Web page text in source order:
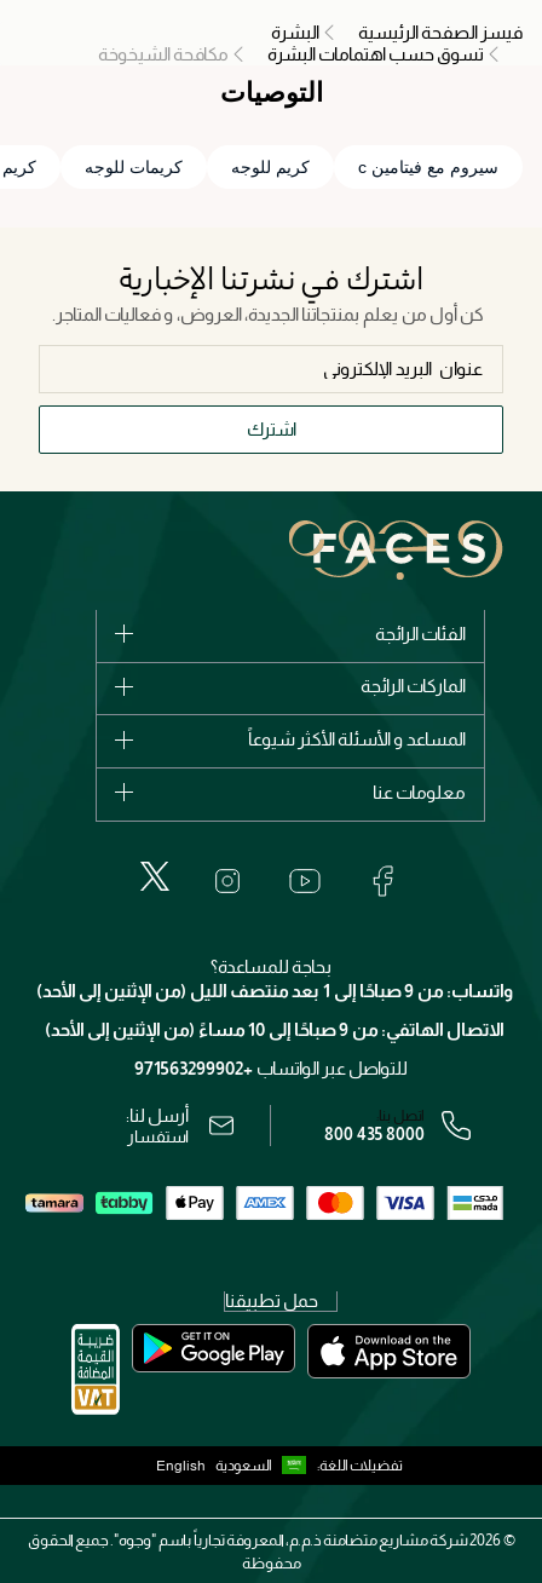
المساهمة في بشرة شبابية أكثر نضارة.فيسز الصفحة الرئيسية
البشرة
تسوق حسب اهتمامات البشرة
مكافحة الشيخوخة
التوصيات
سيروم مع فيتامين c كريم للوجه كريمات للوجه
اشترك في نشرتنا الإخبارية
كن أول من يعلم بمنتجاتنا الجديدة، العروض، و فعاليات المتاجر.
اشترك
الفئات الرائجة
الأكثر مبيعاً
اشترِ بطاقة هدية
الماركات الرائجة
بربري
إيف سان لوران
المساعد و الأسئلة الأكثر شيوعاً
الإرجاع
معلومات عنا
خدمات المعارض
برنامج الولاء ميوز
الوظائف
الشروط و الأحكام
رقم السجل التجاري: 7013320481 — صادر من وزارة التجارة
بحاجة للمساعدة؟
واتساب: من 9 صباحًا إلى 1 بعد منتصف الليل (من الإثنين إلى الأحد)
الاتصال الهاتفي: من 9 صباحًا إلى 10 مساءً (من الإثنين إلى الأحد)
للتواصل عبر الواتساب +971563299902
اتصل بنا:
800 435 8000
أرسل لنا:
استفسار
حمل تطبيقنا
تفضيلات اللغة: السعودية English
2026 ©شركة مشاريع متضامنة ذ.م.م، المعروفة تجارياً باسم "وجوه". جميع الحقوق
محفوظة